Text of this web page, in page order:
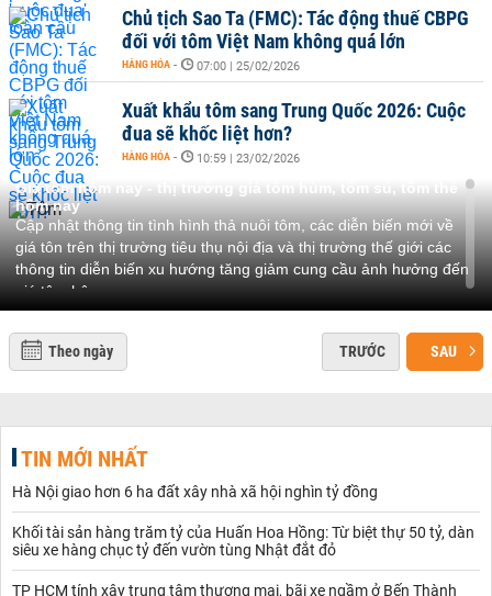
Chủ tịch Sao Ta (FMC): Tác động thuế CBPG
đối với tôm Việt Nam không quá lớn
HÀNG HÓA - 07:00 | 25/02/2026
Xuất khẩu tôm sang Trung Quốc 2026: Cuộc
đua sẽ khốc liệt hơn?
HÀNG HÓA - 10:59 | 23/02/2026
Giá tôm hôm nay - thị trường giá tôm hùm, tôm sú, tôm thẻ
hôm nay
Cập nhật thông tin tình hình thả nuôi tôm, các diễn biến mới về
giá tôn trên thị trường tiêu thụ nội địa và thị trường thế giới các
thông tin diễn biến xu hướng tăng giảm cung cầu ảnh hưởng đến
giá tôm hôm nay.
Cơ hội cho ngành tôm Việt Nam hiện nay
Gặt hái từ lợi thế hiệp định EVTFTA, Ngành tôm xuất khẩu Việt
Nam sang thị trường thế giới - cụ thể là thị trường Châu Âu đang
có mức tăng trưởng đáng kinh ngạc.
này, chuyển dịch từ việc ăn tôm tại các nhà hàng, người dân có xu
hướng ưa thích mua sẵn tôm đông lạnh tại các siêu thị để tự chế
biến tại nhà.
Điều này tạo cơ hội lớn cho Việt Nam tăng sản lượng cũng như là
giá trị sang khu vực này.
Hiện nay trên thị trường EU, Anh đang là nước giá trị nhập khẩu
Theo ngày TRƯỚC SAU
TIN MỚI NHẤT
Hà Nội giao hơn 6 ha đất xây nhà xã hội nghìn tỷ đồng
Khối tài sản hàng trăm tỷ của Huấn Hoa Hồng: Từ biệt thự 50 tỷ, dàn
siêu xe hàng chục tỷ đến vườn tùng Nhật đắt đỏ
TP HCM tính xây trung tâm thương mại, bãi xe ngầm ở Bến Thành